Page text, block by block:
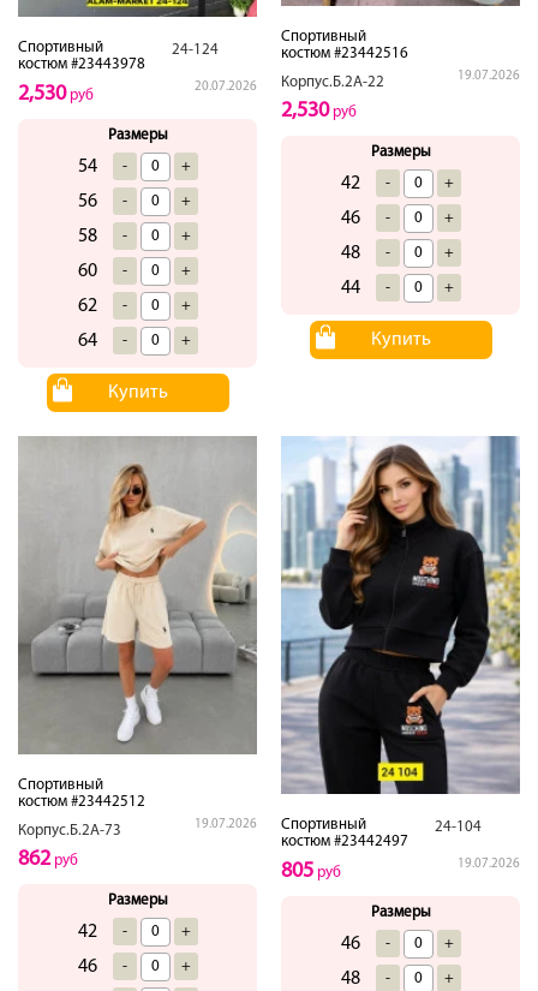
Спортивный
костюм #23443978
24-124
20.07.2026
2,530руб
Размеры
54 - +
56 - +
58 - +
60 - +
62 - +
64 - +
Купить
Спортивный
костюм #23442516
Корпус.Б.2А-22
19.07.2026
2,530руб
Размеры
42 - +
46 - +
48 - +
44 - +
Купить
Спортивный
костюм #23442512
Корпус.Б.2А-73
19.07.2026
862руб
Размеры
42 - +
46 - +
Спортивный
костюм #23442497
24-104
19.07.2026
805 руб
Размеры
46 - +
48 - +